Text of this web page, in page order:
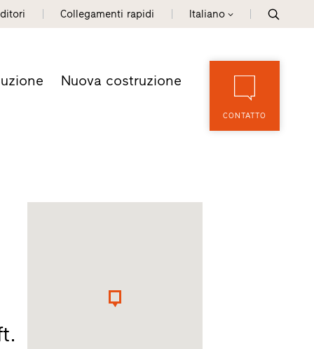
Collegamenti rapidi Italiano
Nuova costruzione
CONTATTO